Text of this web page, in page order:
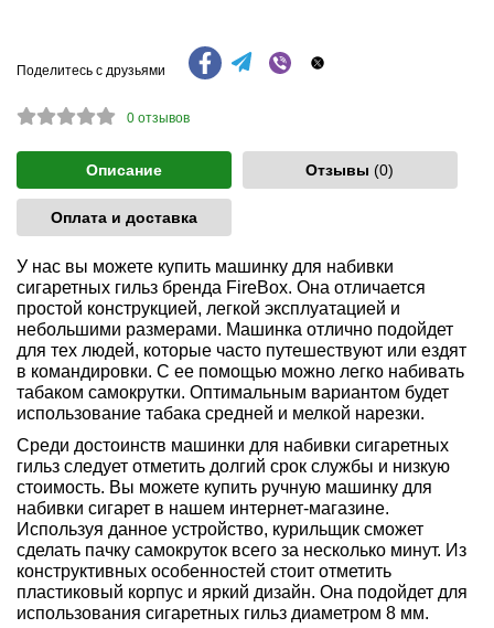
Поделитесь с друзьями
0 отзывов
Описание Отзывы(0)
Оплата и доставка
У нас вы можете купить машинку для набивки
сигаретных гильз бренда FireBox. Она отличается
простой конструкцией, легкой эксплуатацией и
небольшими размерами. Машинка отлично подойдет
для тех людей, которые часто путешествуют или ездят
в командировки. С ее помощью можно легко набивать
табаком самокрутки. Оптимальным вариантом будет
использование табака средней и мелкой нарезки.
Среди достоинств машинки для набивки сигаретных
гильз следует отметить долгий срок службы и низкую
стоимость. Вы можете купить ручную машинку для
набивки сигарет в нашем интернет-магазине.
Используя данное устройство, курильщик сможет
сделать пачку самокруток всего за несколько минут. Из
конструктивных особенностей стоит отметить
пластиковый корпус и яркий дизайн. Она подойдет для
использования сигаретных гильз диаметром 8 мм.